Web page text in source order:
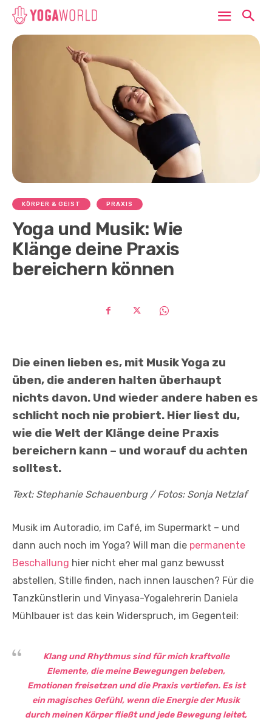
KÖRPER & GEIST PRAXIS
Yoga und Musik: Wie
Klänge deine Praxis
bereichern können
Die einen lieben es, mit Musik Yoga zu
üben, die anderen halten überhaupt
nichts davon. Und wieder andere haben es
schlicht noch nie probiert. Hier liest du,
wie die Welt der Klänge deine Praxis
bereichern kann – und worauf du achten
solltest.
Text: Stephanie Schauenburg / Fotos: Sonja Netzlaf
Musik im Autoradio, im Café, im Supermarkt – und
dann auch noch im Yoga? Will man die permanente
Beschallung hier nicht eher mal ganz bewusst
abstellen, Stille finden, nach innen lauschen? Für die
Tanzkünstlerin und Vinyasa-Yogalehrerin Daniela
Mühlbauer ist das kein Widerspruch, im Gegenteil:
Klang und Rhythmus sind für mich kraftvolle
Elemente, die meine Bewegungen beleben,
Emotionen freisetzen und die Praxis vertiefen. Es ist
ein magisches Gefühl, wenn die Energie der Musik
durch meinen Körper fließt und jede Bewegung leitet,